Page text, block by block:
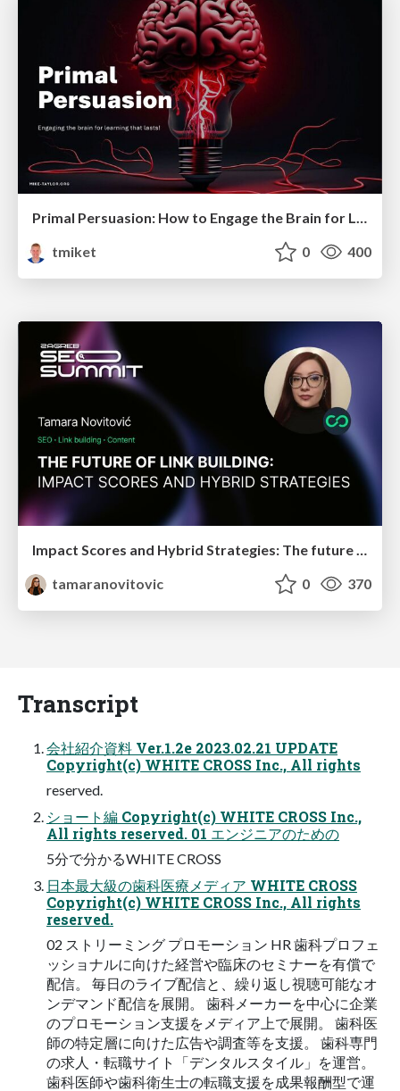
tmiket
0 400
Impact Scores and Hybrid Strategies: The future of link building
tamaranovitovic
0 370
Transcript
会社紹介資料 Ver.1.2e 2023.02.21 UPDATE
Copyright(c) WHITE CROSS Inc., All rights
reserved.
ショート編 Copyright(c) WHITE CROSS Inc.,
All rights reserved. 01 エンジニアのための
5分で分かるWHITE CROSS
日本最大級の歯科医療メディア WHITE CROSS
Copyright(c) WHITE CROSS Inc., All rights
reserved.
02 ストリーミング プロモーション HR 歯科プロフェ
ッショナルに向けた経営や臨床のセミナーを有償で
配信。 毎日のライブ配信と、繰り返し視聴可能なオ
ンデマンド配信を展開。 歯科メーカーを中心に企業
のプロモーション支援をメディア上で展開。 歯科医
師の特定層に向けた広告や調査等を支援。 歯科専門
の求人・転職サイト「デンタルスタイル」を運営。
歯科医師や歯科衛生士の転職支援を成果報酬型で運